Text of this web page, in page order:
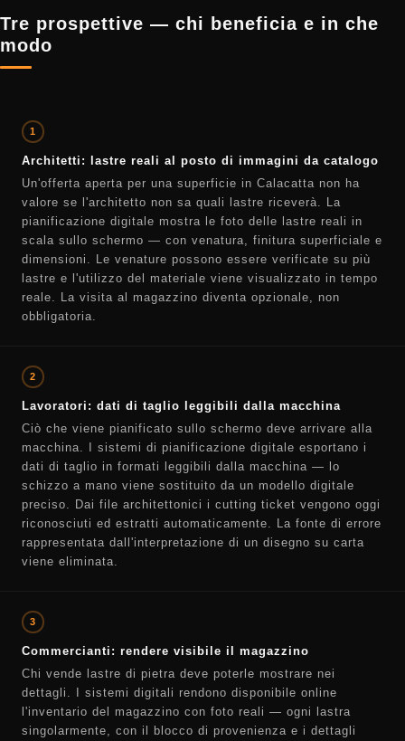
Tre prospettive — chi beneficia e in che
modo
1
Architetti: lastre reali al posto di immagini da catalogo
Un'offerta aperta per una superficie in Calacatta non ha
valore se l'architetto non sa quali lastre riceverà. La
pianificazione digitale mostra le foto delle lastre reali in
scala sullo schermo — con venatura, finitura superficiale e
dimensioni. Le venature possono essere verificate su più
lastre e l'utilizzo del materiale viene visualizzato in tempo
reale. La visita al magazzino diventa opzionale, non
obbligatoria.
2
Lavoratori: dati di taglio leggibili dalla macchina
Ciò che viene pianificato sullo schermo deve arrivare alla
macchina. I sistemi di pianificazione digitale esportano i
dati di taglio in formati leggibili dalla macchina — lo
schizzo a mano viene sostituito da un modello digitale
preciso. Dai file architettonici i cutting ticket vengono oggi
riconosciuti ed estratti automaticamente. La fonte di errore
rappresentata dall'interpretazione di un disegno su carta
viene eliminata.
3
Commercianti: rendere visibile il magazzino
Chi vende lastre di pietra deve poterle mostrare nei
dettagli. I sistemi digitali rendono disponibile online
l'inventario del magazzino con foto reali — ogni lastra
singolarmente, con il blocco di provenienza e i dettagli